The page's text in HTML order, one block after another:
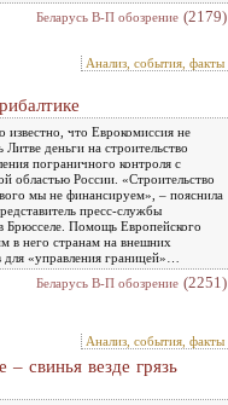
Беларусь В-П обозрение (2179)
Анализ, события, факты
известно, что Еврокомиссия не
Литве деньги на строительство
пограничного контроля с
областью России. «Строительство
мы не финансируем», – пояснила
пресс-службы
Брюсселе. Помощь Европейского
в него странам на внешних
для «управления границей»…
Беларусь В-П обозрение (2251)
Анализ, события, факты
свинья везде грязь